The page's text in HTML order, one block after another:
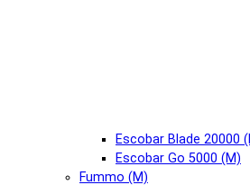
Escobar Blade 20000
Escobar Go 5000 (М)
Fummo (М)